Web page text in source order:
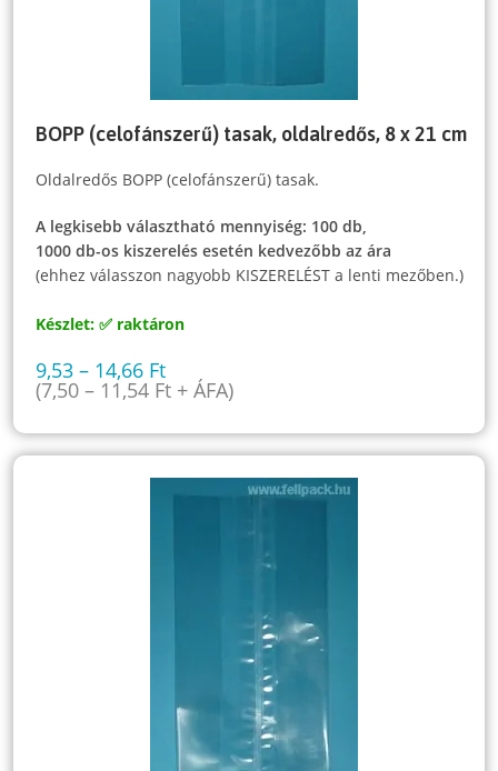
BOPP (celofánszerű) tasak, oldalredős, 8 x 21 cm
Oldalredős BOPP (celofánszerű) tasak.
A legkisebb választható mennyiség: 100 db,
1000 db-os kiszerelés esetén kedvezőbb az ára
(ehhez válasszon nagyobb KISZERELÉST a lenti mezőben.)
Készlet: ✅ raktáron
9,53– 14,66 Ft
(7,50– 11,54 Ft + ÁFA)